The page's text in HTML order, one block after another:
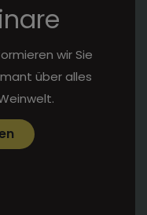
wir Sie
über alles